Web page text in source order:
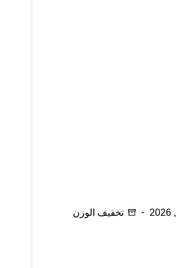
تخفيف الوزن